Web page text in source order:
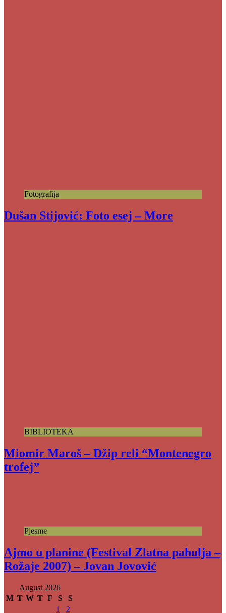
Fotografija
Dušan Stijović: Foto esej – More
BIBLIOTEKA
Miomir Maroš – Džip reli “Montenegro
trofej”
Pjesme
Ajmo u planine (Festival Zlatna pahulja –
Rožaje 2007) – Jovan Jovović
August 2026
M T W T F S
S
1
2